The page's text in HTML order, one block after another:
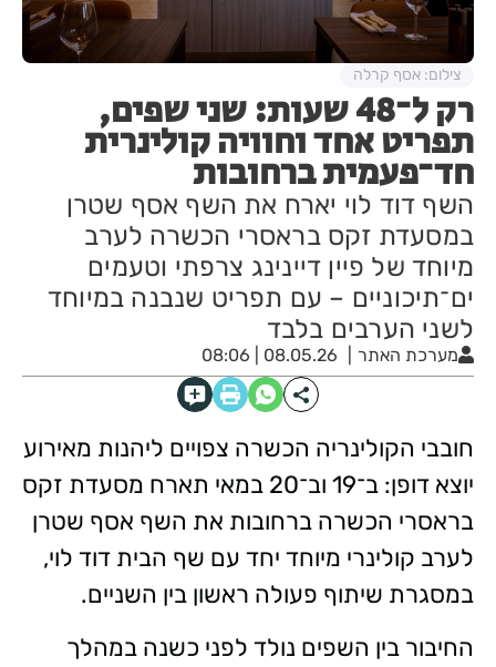
רק ל־48 שעות: שני שפים,
תפריט אחד וחוויה קולינרית
חד־פעמית ברחובות
השף דוד לוי יארח את השף אסף שטרן
במסעדת זקס בראסרי הכשרה לערב
מיוחד של פיין דיינינג צרפתי וטעמים
ים־תיכוניים – עם תפריט שנבנה במיוחד
לשני הערבים בלבד
מערכת האתר 08.05.26 | 08:06
צילום: אסף קרלה
חובבי הקולינריה הכשרה צפויים ליהנות מאירוע
יוצא דופן: ב־19 וב־20 במאי תארח מסעדת זקס
בראסרי הכשרה ברחובות את השף אסף שטרן
לערב קולינרי מיוחד יחד עם שף הבית דוד לוי,
במסגרת שיתוף פעולה ראשון בין השניים.
החיבור בין השפים נולד לפני כשנה במהלך